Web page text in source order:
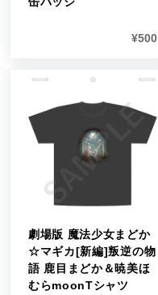
¥500
劇場版 魔法少女まどか
☆マギカ[新編]叛逆の物
語 鹿目まどか＆暁美ほ
むらmoonTシャツ